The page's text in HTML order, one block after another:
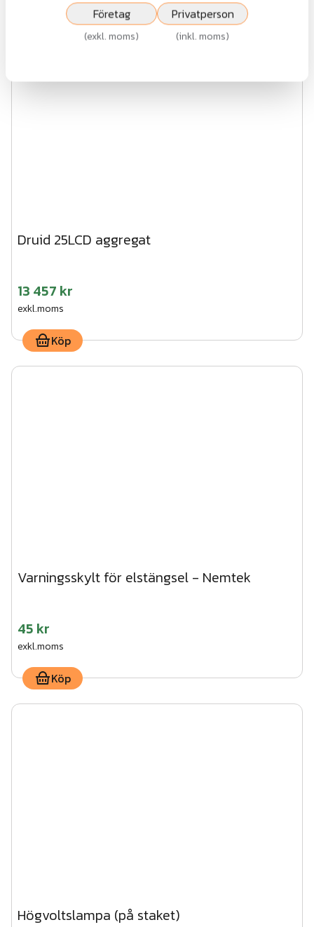
Druid 25LCD aggregat
13 457 kr
exkl.moms
Köp
Varningsskylt för elstängsel - Nemtek
45 kr
exkl.moms
Köp
Högvoltslampa (på staket)
Företag
(exkl. moms)
Privatperson
(inkl. moms)